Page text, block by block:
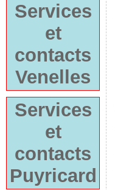
Services
et
contacts
Venelles
Services
et
contacts
Puyricard